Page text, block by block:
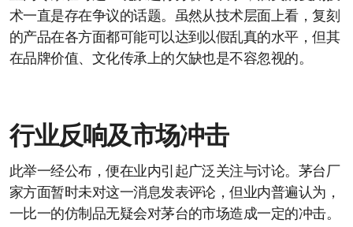
术一直是存在争议的话题。虽然从技术层面上看，复刻
的产品在各方面都可能可以达到以假乱真的水平，但其
在品牌价值、文化传承上的欠缺也是不容忽视的。
行业反响及市场冲击
此举一经公布，便在业内引起广泛关注与讨论。茅台厂
家方面暂时未对这一消息发表评论，但业内普遍认为，
一比一的仿制品无疑会对茅台的市场造成一定的冲击。